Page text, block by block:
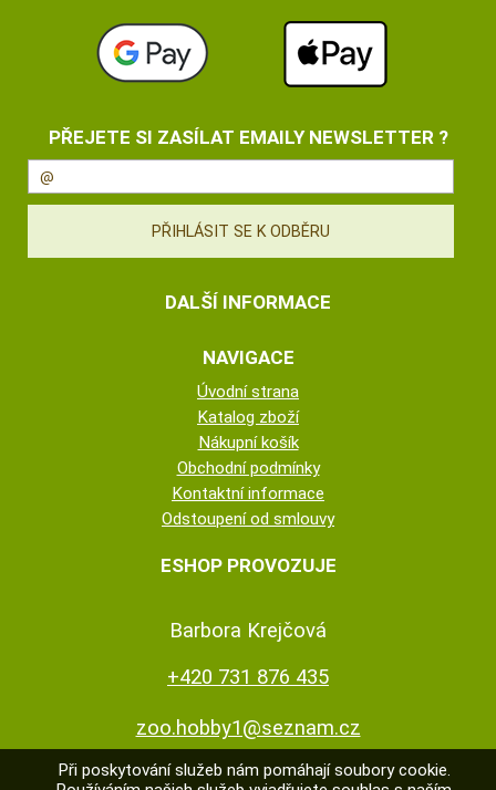
PŘEJETE SI ZASÍLAT EMAILY NEWSLETTER ?
DALŠÍ INFORMACE
NAVIGACE
Úvodní strana
Katalog zboží
Nákupní košík
Obchodní podmínky
Kontaktní informace
Odstoupení od smlouvy
ESHOP PROVOZUJE
Barbora Krejčová
+420 731 876 435
zoo.hobby1@seznam.cz
Při poskytování služeb nám pomáhají soubory cookie.